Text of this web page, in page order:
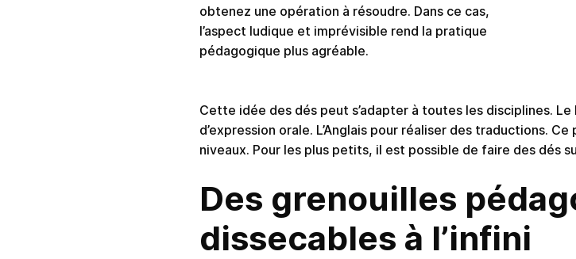
obtenez une opération à résoudre. Dans ce cas,
l’aspect ludique et imprévisible rend la pratique
pédagogique plus agréable.
Cette idée des dés peut s’adapter à toutes les disciplines.
d’expression orale. L’Anglais pour réaliser des traductions.
niveaux. Pour les plus petits, il est possible de faire des dés
Des grenouilles
dissecables à l’infini